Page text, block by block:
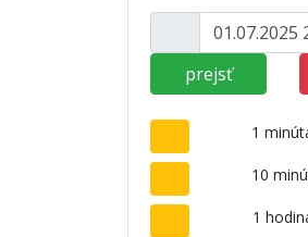
prejsť
1
10
1